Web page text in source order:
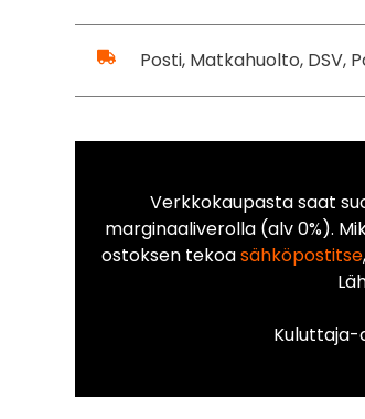
Posti, Matkahuolto, DSV,
Verkkokaupasta saat
marginaaliverolla (alv 0%).
ostoksen tekoasähköpostitse
Kuluttaja-